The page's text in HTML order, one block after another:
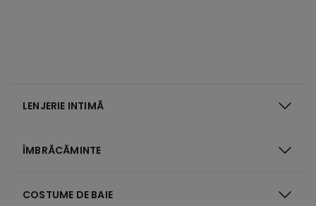
LENJERIE INTIMĂ
ÎMBRĂCĂMINTE
COSTUME DE BAIE